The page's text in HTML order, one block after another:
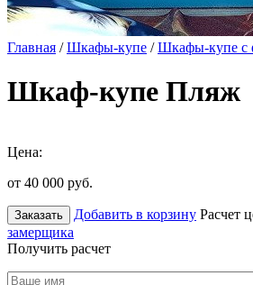
Главная /Шкафы-купе /Шкафы-купе с
Шкаф-купе Пляж
Цена:
от 40 000 руб.
Заказать Добавить в корзину Расчет
замерщика
Получить расчет